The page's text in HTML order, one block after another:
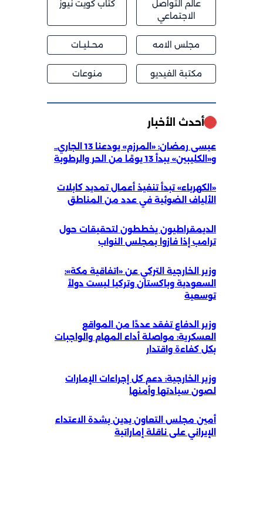
عالم التواصل
الاجتماعي
كتاب كويت نيوز
مجلس الامه محــليــات
مكتبة الفيديو منوعات
أحدث الأخبار
عيسى رمضان: «المرزم» يودعنا 13 الجاري..
و«الكليبين» يبدأ 13 يومًا من الحر والرطوبة
«الكهرباء» تبدأ تنفيذ أعمال تمديد كابلات
الألياف الضوئية في عدد من المناطق
الديمقراطيون يخططون لتحقيقات حول
ترامب إذا فازوا بمجلس النواب
وزير الخارجية التركي عن «اتفاقية مكة»:
السعودية وباكستان وتركيا ليست دولاً
توسعية
وزير الدفاع تفقد عددًا من المواقع
العسكرية: مواصلة أداء المهام والواجبات
بكل كفاءة واقتدار
وزير الخارجية: دعم كل إجراءات الإمارات
لصون سيادتها وأمنها
أمين مجلس التعاون يدين بشدة الاعتداء
الإيراني على ناقلة إماراتية